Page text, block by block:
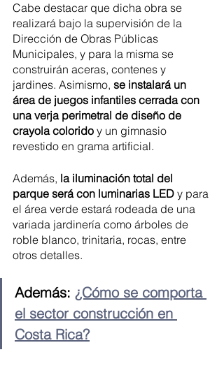
Cabe destacar que dicha obra se
realizará bajo la supervisión de la
Dirección de Obras Públicas
Municipales, y para la misma se
construirán aceras, contenes y
jardines. Asimismo, se instalará un
área de juegos infantiles cerrada con
una verja perimetral de diseño de
crayola colorido y un gimnasio
revestido en grama artificial.
Además, la iluminación total del
parque será con luminarias LED y para
el área verde estará rodeada de una
variada jardinería como árboles de
roble blanco, trinitaria, rocas, entre
otros detalles.
Además: ¿Cómo se comporta
el sector construcción en
Costa Rica?